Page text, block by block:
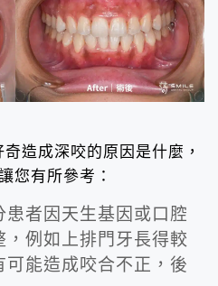
造成深咬的原因是什麼，
您有所參考：
患者因天生基因或口腔
例如上排門牙長得較
能造成咬合不正，後